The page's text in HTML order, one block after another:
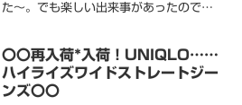
た〜。でも楽しい出来事があったので元
よ〜！！！！9月4日(土)13:00〜もう、
楽しみで...
〇〇再入荷*入荷！UNIQLO……
ハイライズワイドストレートジー
ンズ〇〇